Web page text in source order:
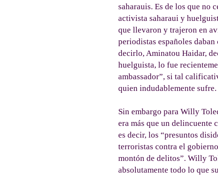
saharauis. Es de los que no
activista saharaui y
que llevaron y trajeron en
periodistas españoles
decirlo, Aminatou Haidar,
huelguista, lo fue
ambassador”, si tal
quien indudablemente
Sin embargo para Willy
era más que un delincuente
es decir, los “presuntos
terroristas contra el
montón de delitos”. Willy
absolutamente todo lo que